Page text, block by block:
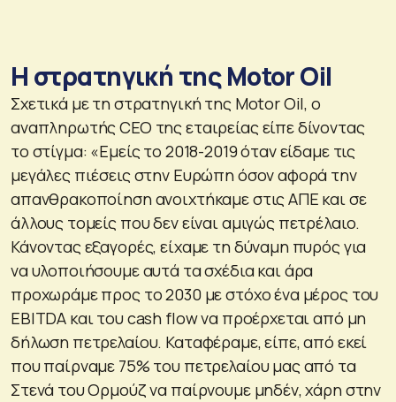
Η στρατηγική της Motor Oil
Σχετικά με τη στρατηγική της Motor Oil, ο
αναπληρωτής CEO της εταιρείας είπε δίνοντας
το στίγμα: «Εμείς το 2018-2019 όταν είδαμε τις
μεγάλες πιέσεις στην Ευρώπη όσον αφορά την
απανθρακοποίηση ανοιχτήκαμε στις ΑΠΕ και σε
άλλους τομείς που δεν είναι αμιγώς πετρέλαιο.
Κάνοντας εξαγορές, είχαμε τη δύναμη πυρός για
να υλοποιήσουμε αυτά τα σχέδια και άρα
προχωράμε προς το 2030 με στόχο ένα μέρος του
EΒITDA και του cash flow να προέρχεται από μη
δήλωση πετρελαίου. Καταφέραμε, είπε, από εκεί
που παίρναμε 75% του πετρελαίου μας από τα
Στενά του Ορμούζ να παίρνουμε μηδέν, χάρη στην